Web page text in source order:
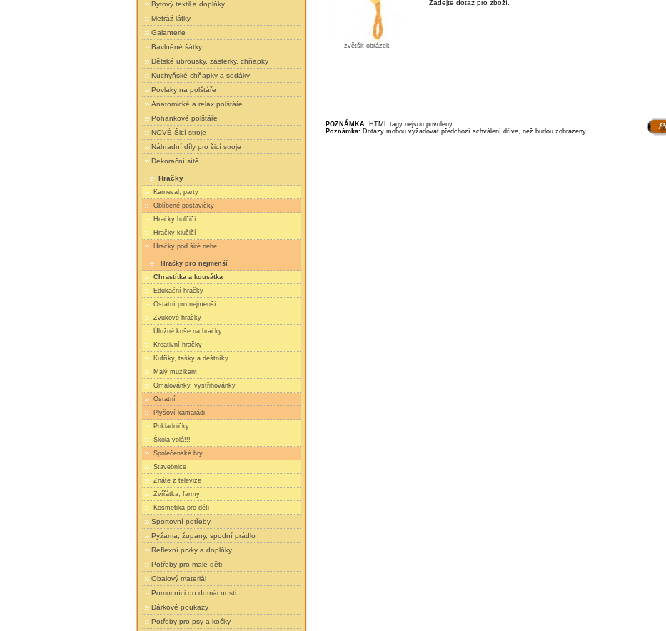
Bytový textil a doplňky
Metráž látky
Galanterie
Bavlněné šátky
Dětské ubrousky, zásterky, chňapky
Kuchyňské chňapky a sedáky
Povlaky na polštáře
Anatomické a relax polštáře
Pohankové polštáře
NOVÉ Šicí stroje
Náhradní díly pro šicí stroje
Dekorační sítě
Hračky
Karneval, party
Oblíbené postavičky
Hračky holčičí
Hračky klučičí
Hračky pod širé nebe
Hračky pro nejmenší
Chrastítka a kousátka
Edukační hračky
Ostatní pro nejmenší
Zvukové hračky
Úložné koše na hračky
Kreativní hračky
Kufříky, tašky a deštníky
Malý muzikant
Omalovánky, vystřihovánky
Ostatní
Plyšoví kamarádi
Pokladničky
Škola volá!!!
Společenské hry
Stavebnice
Znáte z televize
Zvířátka, farmy
Kosmetika pro děti
Sportovní potřeby
Pyžama, župany, spodní prádlo
Reflexní prvky a doplňky
Potřeby pro malé děti
Obalový materiál
Pomocníci do domácnosti
Dárkové poukazy
Potřeby pro psy a kočky
zvětšit obrázek
Zadejte dotaz pro zboží.
POZNÁMKA:HTML tagy nejsou povoleny.
Poznámka:Dotazy mohou vyžadovat předchozí schválení dříve, než budou zobrazeny